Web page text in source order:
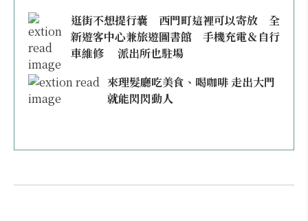
逛街不想提行囊 西門町這裡可以寄放 全
新遊客中心兼旅遊圖書館 手機充電＆自行
車維修 派出所也駐場
來理髮廳吃美食、喝咖啡 走出大門
就能閃閃動人